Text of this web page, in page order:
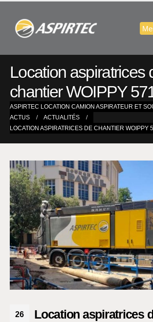
Location aspiratrices
chantier WOIPPY
ASPIRTEC LOCATION CAMION ASPIRATEUR ET
ACTUS
ACTUALITÉS
LOCATION ASPIRATRICES DE CHANTIER WOIPPY
26
Location aspiratrices